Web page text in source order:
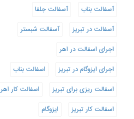
آسفالت بناب
آسفالت جلفا
آسفالت در تبریز
آسفالت شبستر
اجرای اسفالت در اهر
اجرای ایزوگام در تبریز
اسفالت بناب
اسفالت ریزی برای تبریز
اسفالت کار اهر
اسفالت کار تبریز
ایزوگام